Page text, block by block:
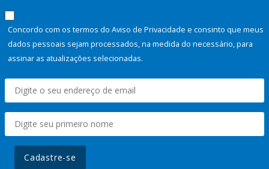
Concordo com os termos do Aviso de Privacidade e consinto que meus
dados pessoais sejam processados, na medida do necessário, para
assinar as atualizações selecionadas.
Cadastre-se